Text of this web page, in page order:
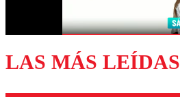
LAS MÁS LEÍDAS